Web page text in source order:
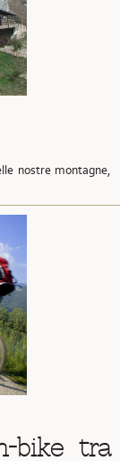
nostre montagne,
bike tra